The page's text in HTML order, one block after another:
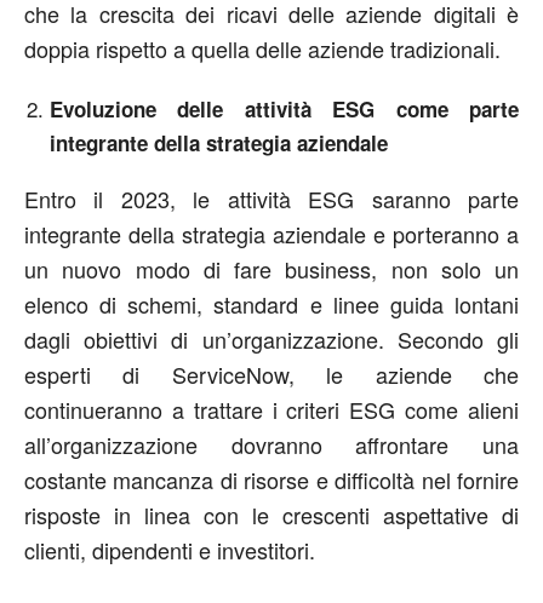
che la crescita dei ricavi delle aziende digitali è
doppia rispetto a quella delle aziende tradizionali.
Evoluzione delle attività ESG come parte
integrante della strategia aziendale
Entro il 2023, le attività ESG saranno parte
integrante della strategia aziendale e porteranno a
un nuovo modo di fare business, non solo un
elenco di schemi, standard e linee guida lontani
dagli obiettivi di un’organizzazione. Secondo gli
esperti di ServiceNow, le aziende che
continueranno a trattare i criteri ESG come alieni
all’organizzazione dovranno affrontare una
costante mancanza di risorse e difficoltà nel fornire
risposte in linea con le crescenti aspettative di
clienti, dipendenti e investitori.